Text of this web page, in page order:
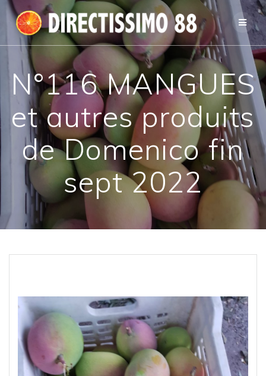
Passer
au
contenu
N°116 MANGUES
et autres produits
de Domenico fin
sept 2022